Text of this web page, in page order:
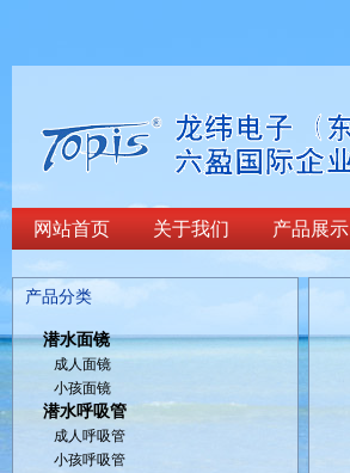
网站首页 关于我们 产品展示
产品分类
潜水面镜
成人面镜
小孩面镜
潜水呼吸管
成人呼吸管
小孩呼吸管